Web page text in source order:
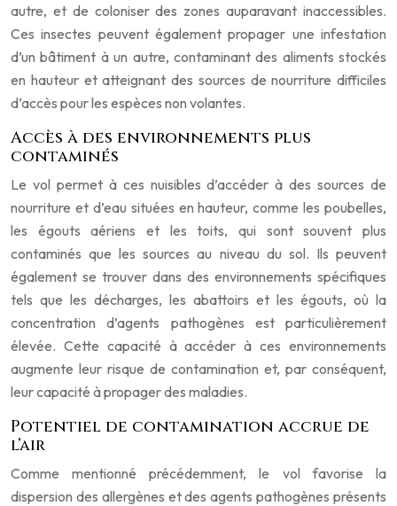
autre, et de coloniser des zones auparavant inaccessibles.
Ces insectes peuvent également propager une infestation
d’un bâtiment à un autre, contaminant des aliments stockés
en hauteur et atteignant des sources de nourriture difficiles
d’accès pour les espèces non volantes.
Accès à des environnements plus
contaminés
Le vol permet à ces nuisibles d’accéder à des sources de
nourriture et d’eau situées en hauteur, comme les poubelles,
les égouts aériens et les toits, qui sont souvent plus
contaminés que les sources au niveau du sol. Ils peuvent
également se trouver dans des environnements spécifiques
tels que les décharges, les abattoirs et les égouts, où la
concentration d’agents pathogènes est particulièrement
élevée. Cette capacité à accéder à ces environnements
augmente leur risque de contamination et, par conséquent,
leur capacité à propager des maladies.
Potentiel de contamination accrue de
l’air
Comme mentionné précédemment, le vol favorise la
dispersion des allergènes et des agents pathogènes présents